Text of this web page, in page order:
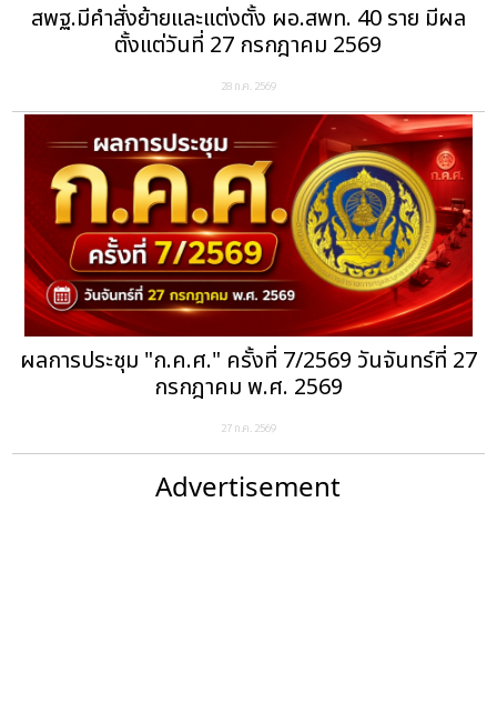
สพฐ.มีคำสั่งย้ายและแต่งตั้ง ผอ.สพท. 40 ราย มีผล
ตั้งแต่วันที่ 27 กรกฎาคม 2569
28 ก.ค. 2569
ผลการประชุม "ก.ค.ศ." ครั้งที่ 7/2569 วันจันทร์ที่ 27
กรกฎาคม พ.ศ. 2569
27 ก.ค. 2569
Advertisement